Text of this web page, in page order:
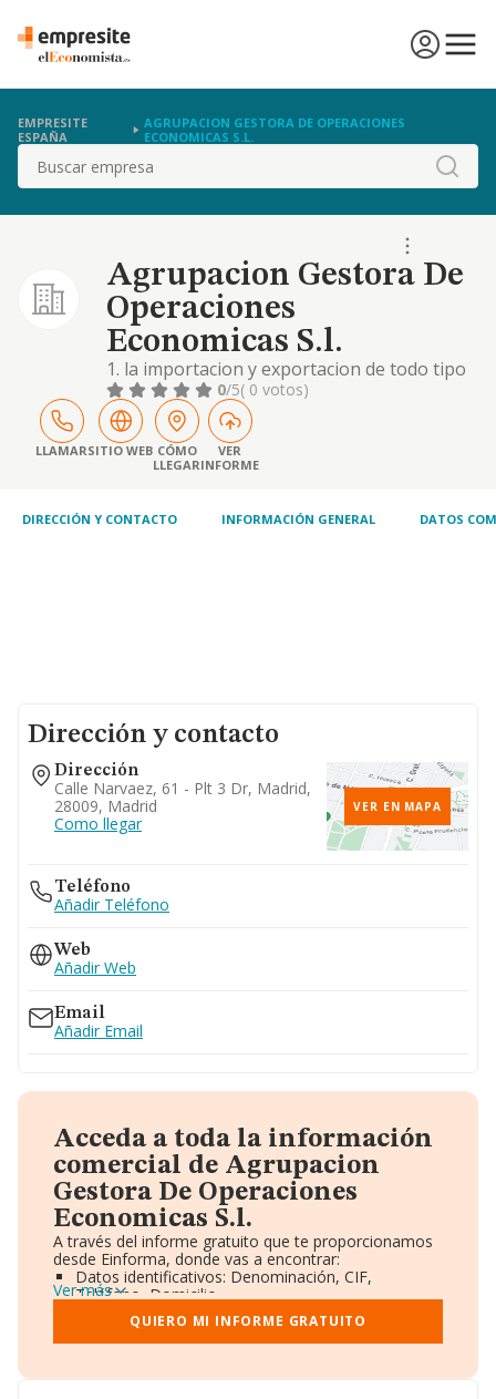
EMPRESITE
ESPAÑA
AGRUPACION GESTORA DE OPERACIONES
ECONOMICAS S.L.
Buscar
Agrupacion Gestora De
Operaciones
Economicas S.l.
1. la importacion y exportacion de todo tipo
de productos, operaciones de comercio
intracomunitario y cualquier otra operacion
de comercio exterior.
0/5( 0 votos)
LLAMARSITIO WEB CÓMO
LLEGAR
VER
INFORME
DIRECCIÓN Y CONTACTO INFORMACIÓN GENERAL DATOS
Dirección y contacto
Dirección
Calle Narvaez, 61 - Plt 3 Dr, Madrid,
28009, Madrid
Como llegar
VER EN MAPA
Teléfono
Añadir Teléfono
Web
Añadir Web
Email
Añadir Email
Acceda a toda la información
comercial de Agrupacion
Gestora De Operaciones
Economicas S.l.
A través del informe gratuito que te proporcionamos
desde Einforma, donde vas a encontrar:
Datos identificativos: Denominación, CIF,
Teléfono, Domicilio.
Informe Mercantil Completo (BORME).
Gráficos de Evolución Ventas y Empleados.
Consejo de Administración y Administradores.
Accionistas.
Ver más
QUIERO MI INFORME GRATUITO